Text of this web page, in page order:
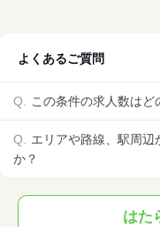
よくあるご質問
この条件の求人数はど
エリアや路線、駅周辺
か？
はた